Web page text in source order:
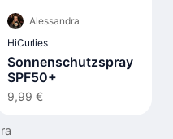
Alessandra
HiCurlies
Sonnenschutzspray
SPF50+
9,99 €